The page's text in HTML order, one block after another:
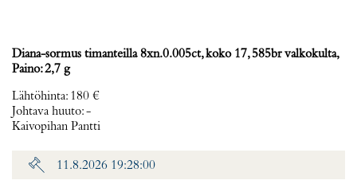
Diana-sormus timanteilla 8xn.0.005ct, koko 17, 585br valkokulta,
Paino: 2,7 g
Lähtöhinta: 180 €
Johtava huuto:-
Kaivopihan Pantti
11.8.2026 19:28:00